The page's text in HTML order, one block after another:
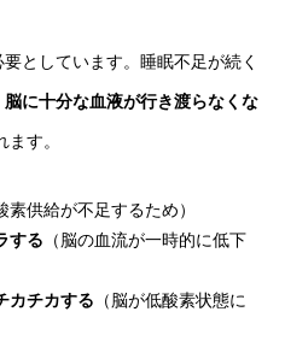
としています。睡眠不足が続く
に十分な血液が行き渡らなくな
す。
素供給が不足するため）
する （脳の血流が一時的に低下
カチカする （脳が低酸素状態に